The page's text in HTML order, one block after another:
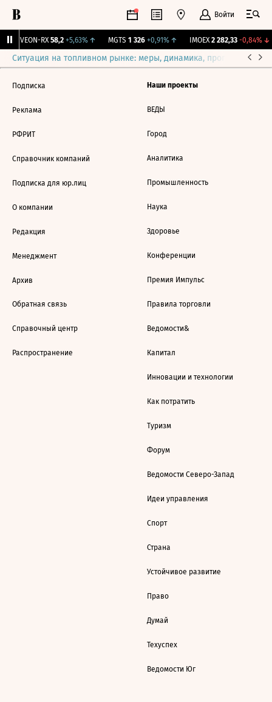
Войти
VEON-RX 58,2 +5,63%↑ MGTS 1 326 +0,91%↑ IMOEX 2 282,33 -0,84%↓
Ситуация на топливном рынке: меры, динамика, прогнозы
Подписка
Реклама
РФРИТ
Справочник компаний
Подписка для юр.лиц
О компании
Редакция
Менеджмент
Архив
Обратная связь
Справочный центр
Распространение
Наши проекты
ВЕДЫ
Город
Аналитика
Промышленность
Наука
Здоровье
Конференции
Премия Импульс
Правила торговли
Ведомости&
Капитал
Инновации и технологии
Как потратить
Туризм
Форум
Ведомости Северо-Запад
Идеи управления
Спорт
Страна
Устойчивое развитие
Право
Думай
Техуспех
Ведомости Юг